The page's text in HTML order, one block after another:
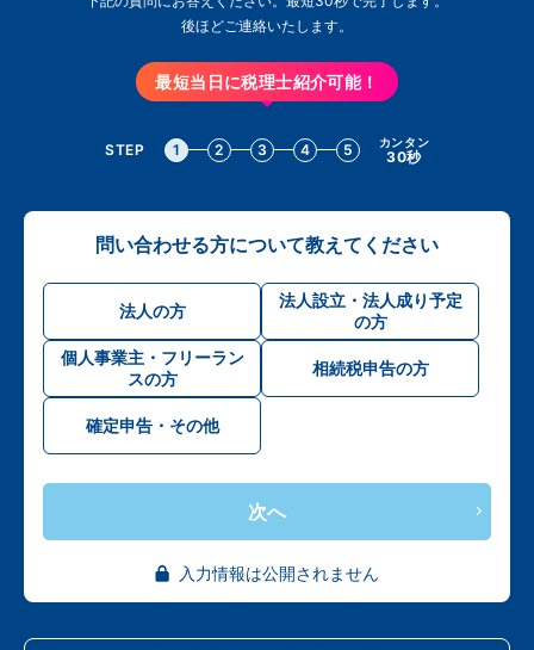
後ほどご連絡いたします。
最短当日に税理士紹介可能！
STEP 1 2 3 4 5 カンタン
30秒
問い合わせる方について教えてください
法人の方
法人設立・法人成り予定
の方
個人事業主・フリーラン
スの方
相続税申告の方
確定申告・その他
次へ
入力情報は公開されません